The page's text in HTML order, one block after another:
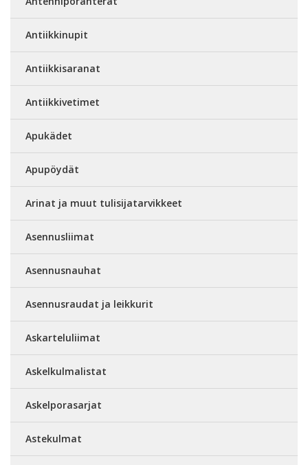
Antiikkinupit
Antiikkisaranat
Antiikkivetimet
Apukädet
Apupöydät
Arinat ja muut tulisijatarvikkeet
Asennusliimat
Asennusnauhat
Asennusraudat ja leikkurit
Askarteluliimat
Askelkulmalistat
Askelporasarjat
Astekulmat